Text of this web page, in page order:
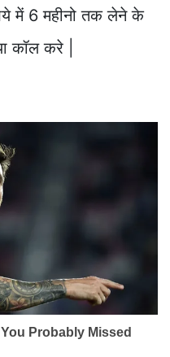
में 6 महीनो तक लेने के
कॉल करे |